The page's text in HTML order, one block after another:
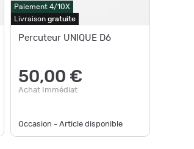
Paiement 4/10X
Livraisongratuite
Percuteur UNIQUE D6
50,00 €
Achat Immédiat
Occasion - Article disponible